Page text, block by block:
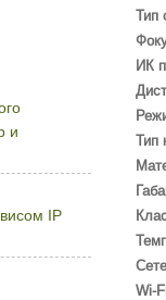
Тип
ИК
Тип
Wi-
и
IP